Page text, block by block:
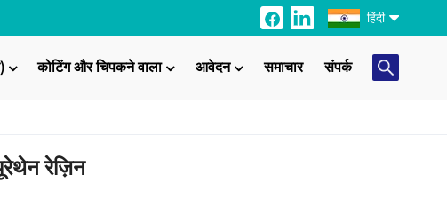
हिंदी
कोटिंग और चिपकने वाला आवेदन समाचार संपर्क
रेज़िन